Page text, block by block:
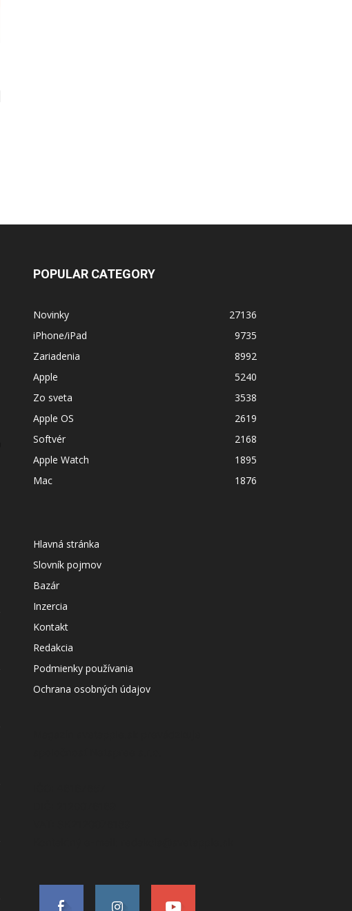
POPULAR CATEGORY
Novinky
27136
iPhone/iPad
9735
Zariadenia
8992
Apple
5240
Zo sveta
3538
Apple OS
2619
Softvér
2168
Apple Watch
1895
Mac
1876
Hlavná stránka
Slovník pojmov
Bazár
Inzercia
Kontakt
Redakcia
Podmienky používania
Ochrana osobných údajov